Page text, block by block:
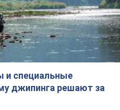
и специальные
джипинга решают за